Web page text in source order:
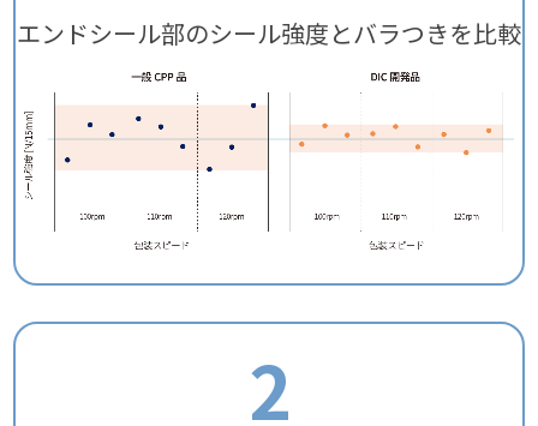
エンドシール部のシール強度とバラつきを比較
2